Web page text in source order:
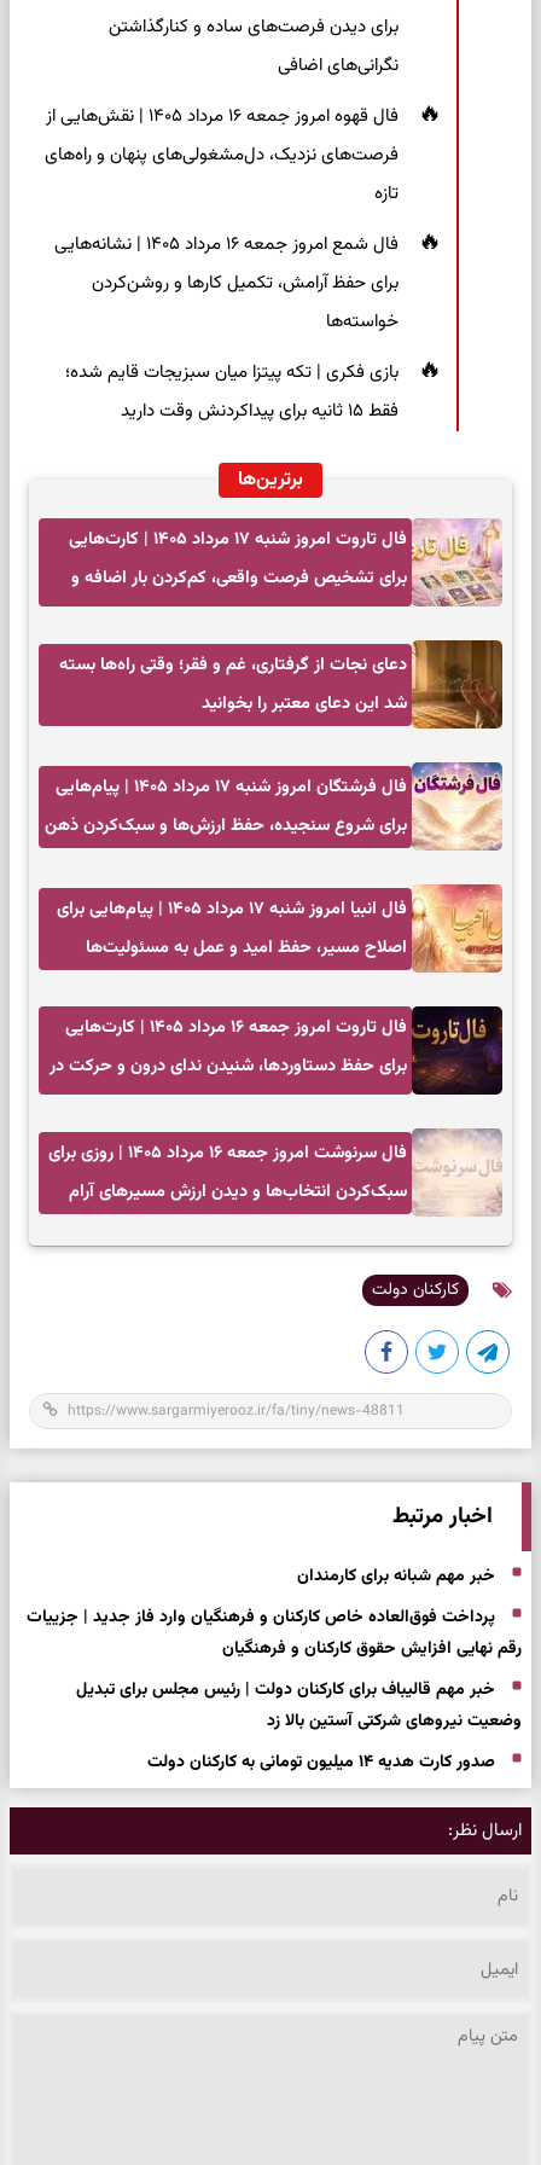
برای دیدن فرصت‌های ساده و کنارگذاشتن
نگرانی‌های اضافی
فال قهوه امروز جمعه ۱۶ مرداد ۱۴۰۵ | نقش‌هایی از
فرصت‌های نزدیک، دل‌مشغولی‌های پنهان و راه‌های
تازه
فال شمع امروز جمعه ۱۶ مرداد ۱۴۰۵ | نشانه‌هایی
برای حفظ آرامش، تکمیل کارها و روشن‌کردن
خواسته‌ها
بازی فکری | تکه پیتزا میان سبزیجات قایم شده؛
فقط ۱۵ ثانیه برای پیداکردنش وقت دارید
برترین‌ها
فال تاروت امروز شنبه ۱۷ مرداد ۱۴۰۵ | کارت‌هایی
برای تشخیص فرصت واقعی، کم‌کردن بار اضافه و
دعای نجات از گرفتاری، غم و فقر؛ وقتی راه‌ها بسته
شد این دعای معتبر را بخوانید
فال فرشتگان امروز شنبه ۱۷ مرداد ۱۴۰۵ | پیام‌هایی
برای شروع سنجیده، حفظ ارزش‌ها و سبک‌کردن ذهن
فال انبیا امروز شنبه ۱۷ مرداد ۱۴۰۵ | پیام‌هایی برای
اصلاح مسیر، حفظ امید و عمل به مسئولیت‌ها
فال تاروت امروز جمعه ۱۶ مرداد ۱۴۰۵ | کارت‌هایی
برای حفظ دستاوردها، شنیدن ندای درون و حرکت در
فال سرنوشت امروز جمعه ۱۶ مرداد ۱۴۰۵ | روزی برای
سبک‌کردن انتخاب‌ها و دیدن ارزش مسیرهای آرام
کارکنان دولت
اخبار مرتبط
خبر مهم شبانه برای کارمندان
پرداخت فوق‌العاده خاص کارکنان و فرهنگیان وارد فاز جدید | جزییات
رقم نهایی افزایش حقوق کارکنان و فرهنگیان
خبر مهم قالیباف برای کارکنان دولت | رئیس مجلس برای تبدیل
وضعیت نیروهای شرکتی آستین بالا زد
صدور کارت هدیه ۱۴ میلیون تومانی به کارکنان دولت
ارسال نظر: